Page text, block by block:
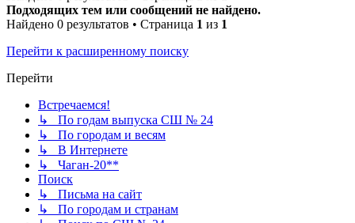
Подходящих тем или сообщений не найдено.
Найдено 0 результатов • Страница 1 из 1
Перейти к расширенному поиску
Перейти
Встречаемся!
↳ По годам выпуска СШ № 24
↳ По городам и весям
↳ В Интернете
↳ Чаган-20**
Поиск
↳ Письма на сайт
↳ По городам и странам